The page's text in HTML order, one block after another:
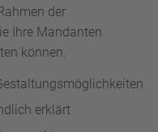
der
Ihre Mandanten
können.
erklärt